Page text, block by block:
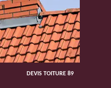
DEVIS TOITURE 89